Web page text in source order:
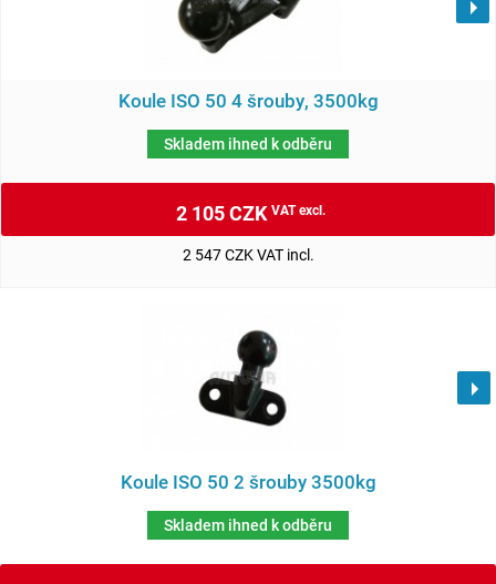
Koule ISO 50 4 šrouby, 3500kg
Skladem ihned k odběru
2 105 CZKVAT excl.
2 547 CZK VAT incl.
Koule ISO 50 2 šrouby 3500kg
Skladem ihned k odběru